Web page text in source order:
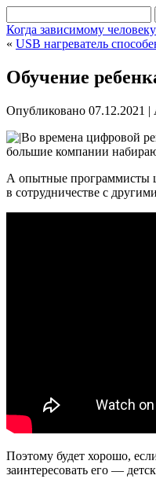
Когда зависимому
« USB нагреватель
Обучение
Опубликовано 07.12.2021 |
Во времена цифровой
большие компании
А опытные программисты
в сотрудничестве с
Поэтому будет хорошо,
заинтересовать его —